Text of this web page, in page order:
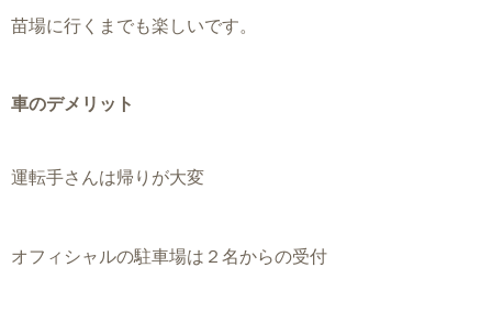
苗場に行くまでも楽しいです。
車のデメリット
運転手さんは帰りが大変
オフィシャルの駐車場は２名からの受付